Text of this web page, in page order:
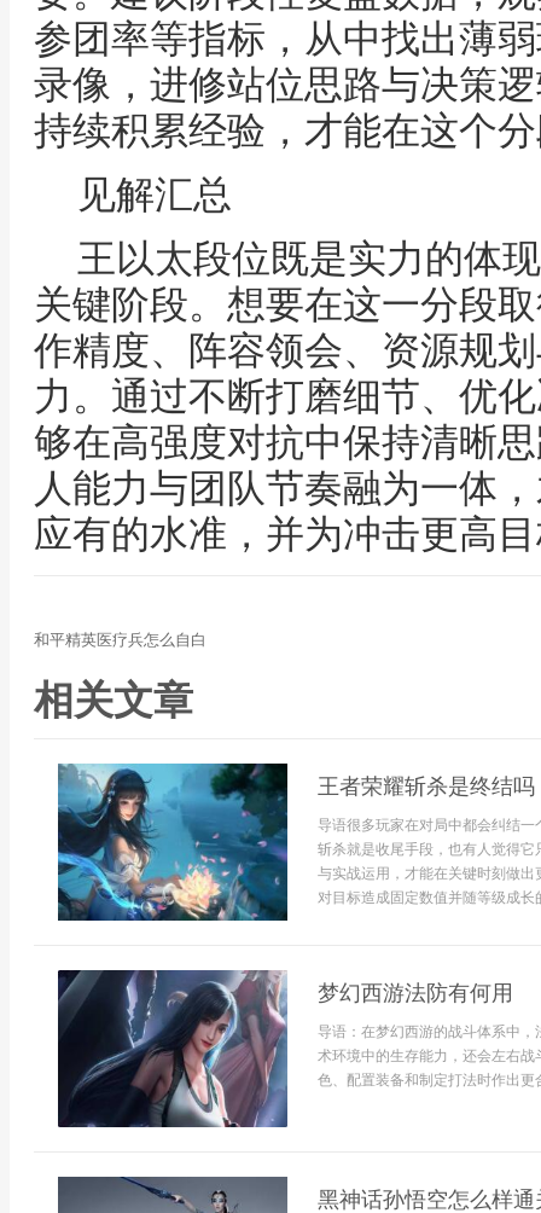
参团率等指标，从中找出薄
录像，进修站位思路与决策
持续积累经验，才能在这个
见解汇总
王以太段位既是实力的体
关键阶段。想要在这一分段
作精度、阵容领会、资源规
力。通过不断打磨细节、优
够在高强度对抗中保持清晰
人能力与团队节奏融为一体
应有的水准，并为冲击更高
和平精英医疗兵怎么自白
相关文章
王者荣耀斩杀是终结吗
导语很多玩家在对局中都会纠结
斩杀就是收尾手段，也有人觉得
与实战运用，才能在关键时刻做
对目标造成固定数值并随等级成
梦幻西游法防有何用
导语：在梦幻西游的战斗体系中
术环境中的生存能力，还会左右
色、配置装备和制定打法时作出更
黑神话孙悟空怎么样通